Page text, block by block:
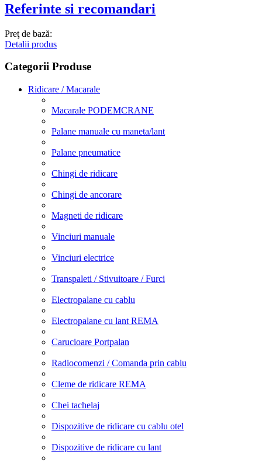
Referinte si recomandari
Preţ de bază:
Detalii produs
Categorii Produse
Ridicare / Macarale
Macarale PODEMCRANE
Palane manuale cu maneta/lant
Palane pneumatice
Chingi de ridicare
Chingi de ancorare
Magneti de ridicare
Vinciuri manuale
Vinciuri electrice
Transpaleti / Stivuitoare / Furci
Electropalane cu cablu
Electropalane cu lant REMA
Carucioare Portpalan
Radiocomenzi / Comanda prin cablu
Cleme de ridicare REMA
Chei tachelaj
Dispozitive de ridicare cu cablu otel
Dispozitive de ridicare cu lant